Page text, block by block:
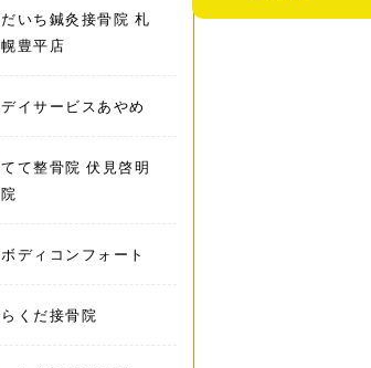
だいち鍼灸接骨院 札
幌豊平店
デイサービスあやめ
てて整骨院 伏見啓明
院
ボディコンフォート
らくだ接骨院